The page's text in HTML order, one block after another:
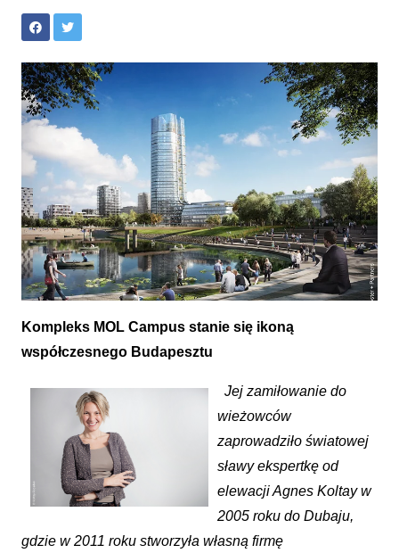
Super Spacer® wspiera płynność architektury
Kompleks MOL Campus stanie się ikoną
współczesnego Budapesztu
Jej zamiłowanie do
wieżowców
zaprowadziło światowej
sławy ekspertkę od
elewacji Agnes Koltay w
2005 roku do Dubaju,
gdzie w 2011 roku stworzyła własną firmę